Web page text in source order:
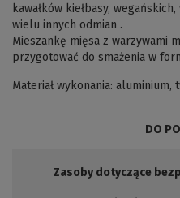
kawałków kiełbasy,
wielu innych odmian .
Mieszankę mięsa z warzywami
przygotować do smażenia w
Materiał wykonania: aluminium,
DO
Zasoby dotyczące